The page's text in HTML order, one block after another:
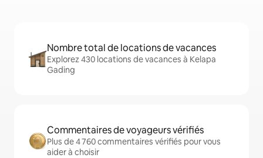
Nombre total de locations de vacances
Explorez 430 locations de vacances à Kelapa
Gading
Commentaires de voyageurs vérifiés
Plus de 4 760 commentaires vérifiés pour vous
aider à choisir